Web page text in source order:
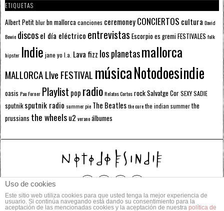
ETIQUETAS
Albert Petitblurbn mallorcacanciones ceremoneyCONCIERTOS cultura David
Bowie discosel día eléctrico entrevistas Escorpioes gremiFESTIVALES folk
hipster Indie jane yo l.a. Lava fizz los planetasmallorca
MALLORCA LIve FESTIVAL músicaNotodoesindie
oasis Pau Forner Playlist pop radioRelatos CortosrockSalvatge CorSEXY SADIE
sputnik sputnik radio summer pie The Beatlesthe curethe indian summerthe
prussians the wheelsu2 veranoálbumes
© 2014 Todos los derechos reservados.
Uso de cookies
Este sitio web utiliza cookies para que usted tenga la mejor experiencia de
usuario. Si continúa navegando está dando su consentimiento para la
aceptación de las mencionadas cookies y la aceptación de nuestra política de